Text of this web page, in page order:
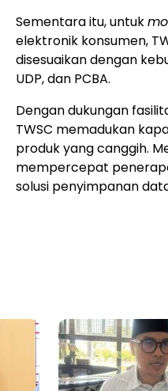
Sementara itu, untuk
elektronik konsumen,
disesuaikan dengan
UDP, dan PCBA.
Dengan dukungan
TWSC memadukan
produk yang canggih.
mempercepat
solusi penyimpanan